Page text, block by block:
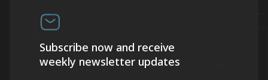
Subscribe now and receive
weekly newsletter updates